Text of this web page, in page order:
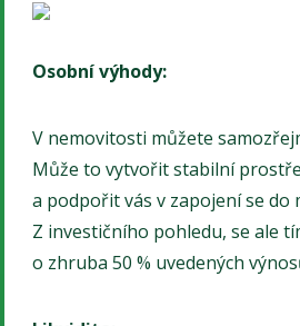
Osobní výhody:
V nemovitosti můžete
Může to vytvořit stabilní
a podpořit vás v zapojení se do
Z investičního pohledu, se ale
o zhruba 50 % uvedených